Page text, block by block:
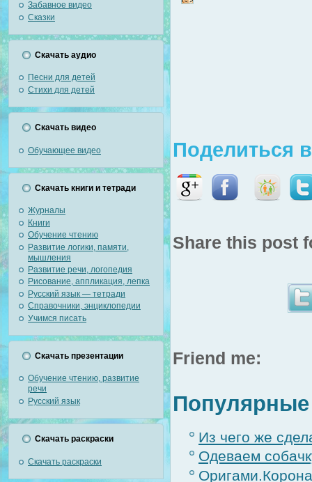
Забавное видео
Сказки
Скачать аудио
Песни для детей
Стихи для детей
Скачать видео
Обучающее видео
Скачать книги и тетради
Журналы
Книги
Обучение чтению
Развитие логики, памяти,
мышления
Развитие речи, логопедия
Рисование, аппликация, лепка
Русский язык — тетради
Справочники, энциклопедии
Учимся писать
Скачать презентации
Обучение чтению, развитие
речи
Русский язык
Скачать раскраски
Скачать раскраски
Поделиться
Share this post
Friend me:
Популярные
Из чего же
Одеваем
Оригами.Корона